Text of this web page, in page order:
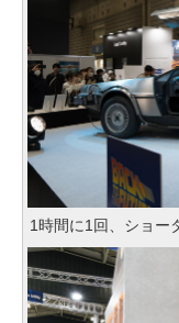
1時間に1回、ショー